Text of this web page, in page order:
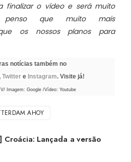
finalizar o vídeo e será muito
penso que muito mais
os nossos planos para
notícias também no
Twitter e Instagram. Visite já!
Imagem: Google /Vídeo: Youtube
AHOY
Croácia: Lançada a versão